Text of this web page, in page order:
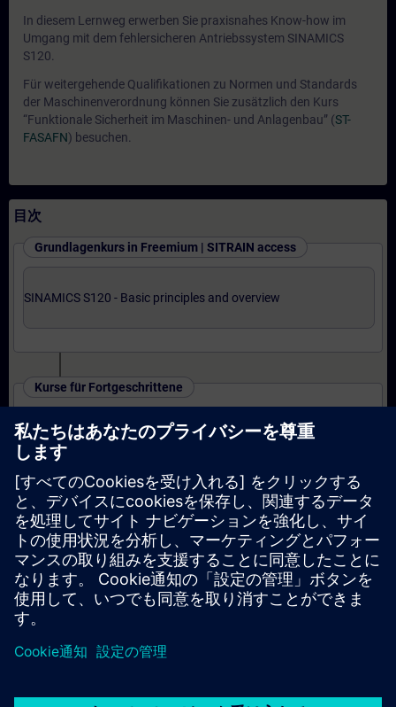
In diesem Lernweg erwerben Sie praxisnahes Know-how im
Umgang mit dem fehlersicheren Antriebssystem SINAMICS
S120.
Für weitergehende Qualifikationen zu Normen und Standards
der Maschinenverordnung können Sie zusätzlich den Kurs
“Funktionale Sicherheit im Maschinen- und Anlagenbau” (ST-
FASAFN) besuchen.
目次
Grundlagenkurs in Freemium | SITRAIN access
SINAMICS S120 - Basic principles and overview
Kurse für Fortgeschrittene
SINAMICS S120 - Parametrieren und
Inbetriebnahme in TIA Portal (Präsenz-Training)
Kurse für Experten
SINAMICS S120 - Parametrieren Safety
Integrated (Präsenz-Training)